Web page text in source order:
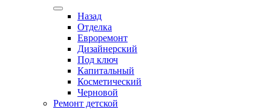
Назад
Отделка
Евроремонт
Дизайнерский
Под ключ
Капитальный
Косметический
Черновой
Ремонт детской